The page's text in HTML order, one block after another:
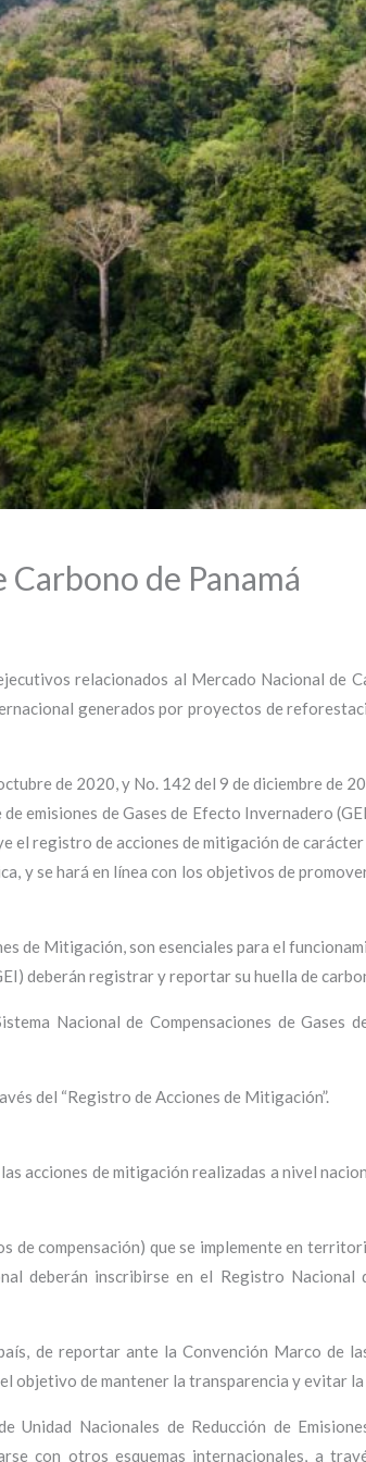
de Panamá
relacionados al Mercado Nacional de
generados por proyectos de
de 2020, y No. 142 del 9 de diciembre de
emisiones de Gases de Efecto Invernadero
el registro de acciones de mitigación de
y se hará en línea con los objetivos de
de Mitigación, son esenciales para el
deberán registrar y reportar su huella de
Nacional de Compensaciones de Gases
del “Registro de Acciones de Mitigación”.
acciones de mitigación realizadas a nivel
de compensación) que se implemente en
deberán inscribirse en el Registro
de reportar ante la Convención Marco de
objetivo de mantener la transparencia y evitar
Nacionales de Reducción de
con otros esquemas internacionales, a